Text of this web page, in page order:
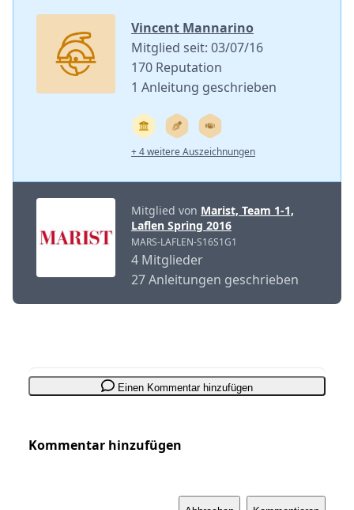
Vincent Mannarino
Mitglied seit: 03/07/16
170 Reputation
1 Anleitung geschrieben
+ 4 weitere Auszeichnungen
Mitglied von Marist, Team 1-1,
Laflen Spring 2016
MARS-LAFLEN-S16S1G1
4 Mitglieder
27 Anleitungen geschrieben
Einen Kommentar hinzufügen
Kommentar hinzufügen